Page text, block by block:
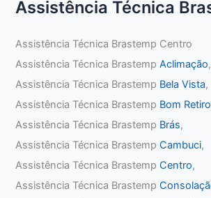
Assistência Técnica
Assistência Técnica Brastemp Centro
Assistência Técnica BrastempAclimação,
Assistência Técnica Brastemp Bela Vista,
Assistência Técnica Brastemp Bom Retiro
Assistência Técnica Brastemp Brás,
Assistência Técnica BrastempCambuci,
Assistência Técnica BrastempCentro,
Assistência Técnica Brastemp